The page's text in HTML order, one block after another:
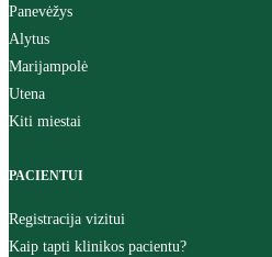
Panevėžys
Alytus
Marijampolė
Utena
Kiti miestai
PACIENTUI
Registracija vizitui
Kaip tapti klinikos pacientu?